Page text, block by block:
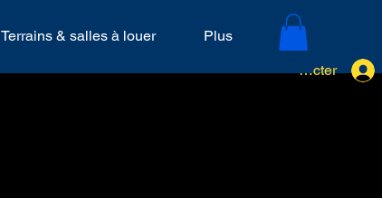
Terrains & salles à louer Plus
Se connecter